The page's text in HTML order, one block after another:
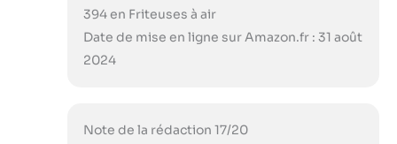
394 en Friteuses à air
Date de mise en ligne sur Amazon.fr : 31 août
2024
Note de la rédaction 17/20